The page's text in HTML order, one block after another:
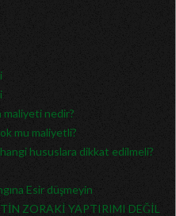
maliyeti nedir?
mu maliyetli?
hususlara dikkat edilmeli?
Esir düşmeyin
ZORAKİ YAPTIRIMI DEĞİL